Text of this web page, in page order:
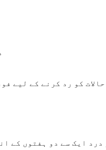
کو رد کرنے کے
درد ایک سے دو ہفتوں کے